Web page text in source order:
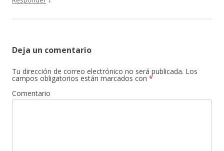
Deja un comentario
Tu dirección de correo electrónico no será publicada. Los
campos obligatorios están marcados con *
Comentario